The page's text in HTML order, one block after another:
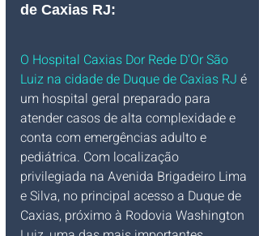
de Caxias RJ:
O Hospital Caxias Dor Rede D'Or São
Luiz na cidade de Duque de Caxias RJ é
um hospital geral preparado para
atender casos de alta complexidade e
conta com emergências adulto e
pediátrica. Com localização
privilegiada na Avenida Brigadeiro Lima
e Silva, no principal acesso a Duque de
Caxias, próximo à Rodovia Washington